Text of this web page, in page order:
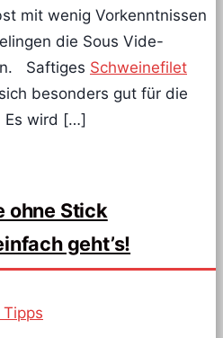
mit wenig Vorkenntnissen
die Sous Vide-
Saftiges Schweinefilet
besonders gut für die
Es wird […]
ohne Stick
geht’s!